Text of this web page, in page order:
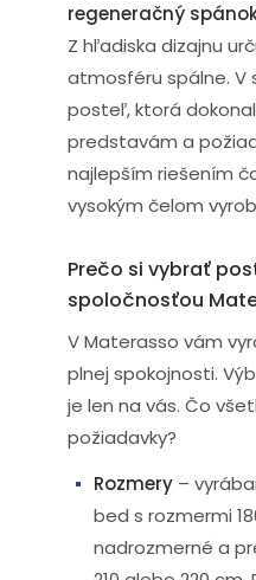
regeneračný
Z hľadiska dizajnu
atmosféru spálne. V
posteľ, ktorá
predstavám a
najlepším riešením
vysokým čelom
Prečo si vybrať
spoločnosťou
V Materasso vám
plnej spokojnosti.
je len na vás. Čo
požiadavky?
Rozmery –
bed s rozmermi
nadrozmerné a